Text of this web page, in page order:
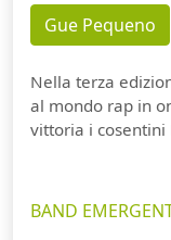
Gue Pequeno
Nella terza
al mondo rap in
vittoria i cosentini
BAND